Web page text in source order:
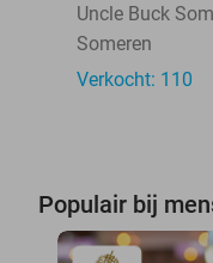
Uncle Buck
Someren
Verkocht: 110
Populair bij